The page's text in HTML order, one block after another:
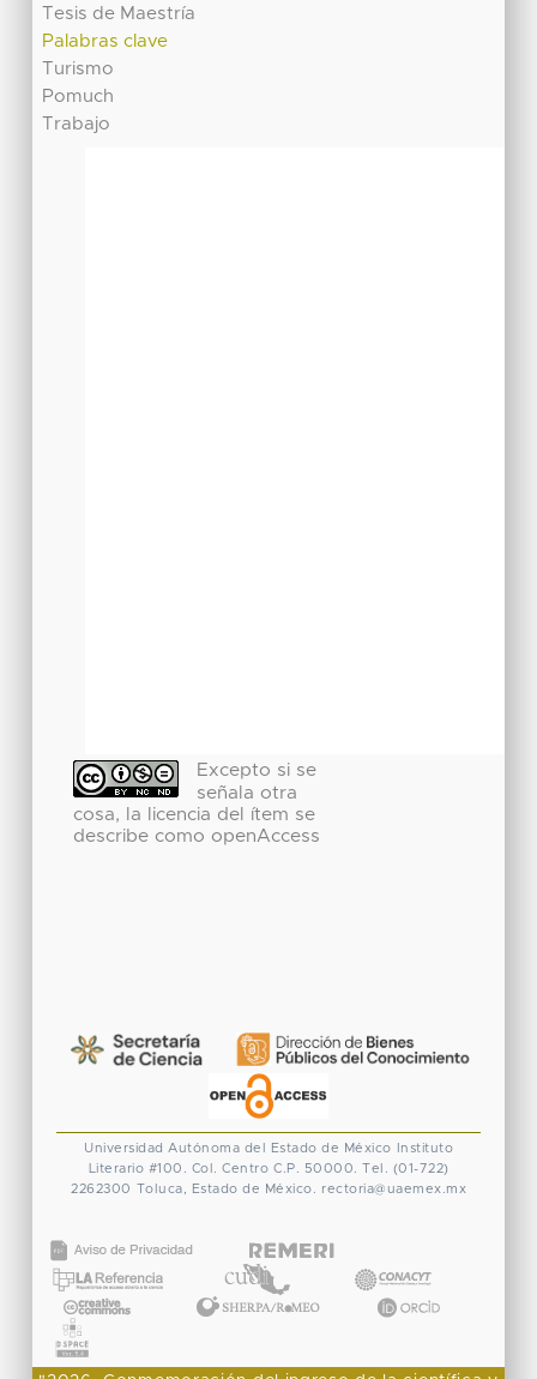
Tesis de Maestría
Palabras clave
Turismo
Pomuch
Trabajo
Excepto si se
señala otra
cosa, la licencia del ítem se
describe como openAccess
Universidad Autónoma del Estado de México
Instituto
Literario #100. Col. Centro C.P. 50000. Tel. (01-722)
2262300 Toluca, Estado de México. rectoria@uaemex.mx